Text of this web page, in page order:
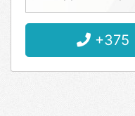
+375